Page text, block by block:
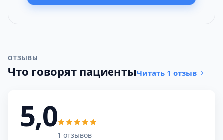
ОТЗЫВЫ
Что говорят пациентыЧитать 1 отзыв
5,0
1 отзывов